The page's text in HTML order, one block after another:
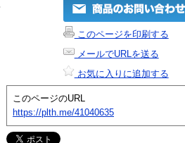
このページを印刷する
メールでURLを送る
お気に入りに追加する
このページのURL
https://plth.me/41040635